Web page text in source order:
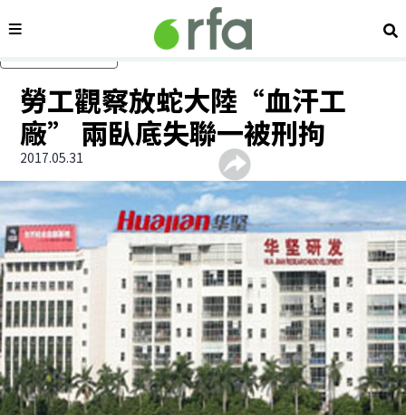
內容分類 搜
勞工觀察放蛇大陸“血汗工
廠” 兩臥底失聯一被刑拘
2017.05.31